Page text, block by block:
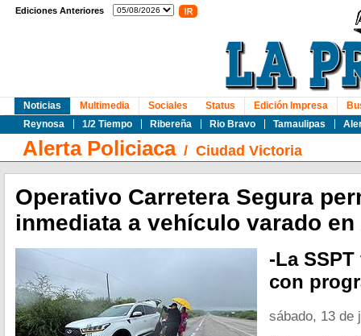
Ediciones Anteriores
Noticias
Reynosa
1/2 Tiempo Ribereña Rio Bravo Tamaulipas
Multimedia Sociales Status Edición Impresa
Alerta Policiaca/ Ciudad Victoria
Operativo Carretera Segura
inmediata a vehículo varado
-La
con
sábado, 13 de